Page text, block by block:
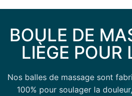
BOULE DE
LIÈGE POUR
Nos balles de massage sont
100% pour soulager la